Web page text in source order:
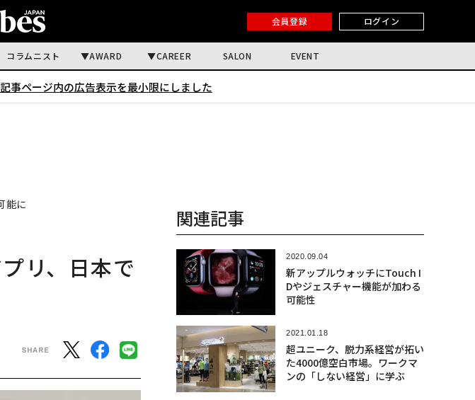
会員登録 ログイン
コラムニスト AWARD CAREER SALON EVENT
記事ページ内の広告表示を最小限にしました
能に
リ、日本で
関連記事
2020.09.04
新アップルウォッチにTouch I
Dやジェスチャー機能が加わる
可能性
2021.01.18
超ユニーク、脱力系経営が拓い
た4000億空白市場。ワークマ
ンの「しない経営」に学ぶ